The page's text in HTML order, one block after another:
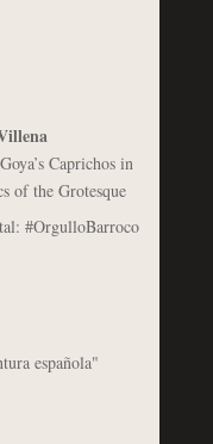
Caprichos in
of the Grotesque
#OrgulloBarroco
española"